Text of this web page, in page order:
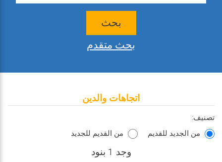
بحث
بحث متقدم
اتجاهات والدين
تصنيف:
من الجديد للقديم
من القديم للجديد
وجد 1 بنود